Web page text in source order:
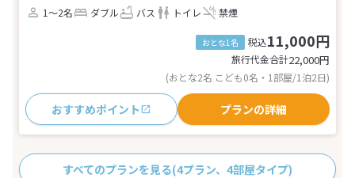
1～2名
ダブル バス トイレ 禁煙
おとな1名 税込11,000円
旅行代金合計22,000円
(おとな2名 こども0名・1部屋/1泊2日)
おすすめポイント プランの詳細
すべてのプランを見る(4プラン、4部屋タイプ)